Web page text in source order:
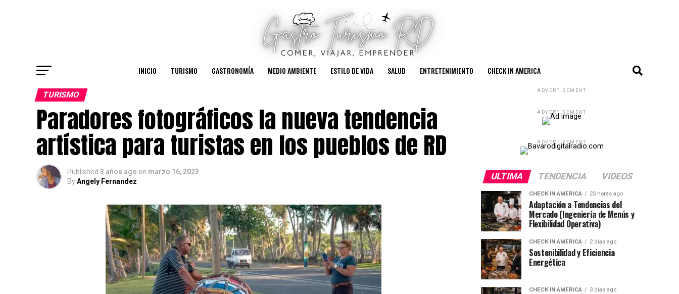
INICIO TURISMO GASTRONOMÍA MEDIO AMBIENTE ESTILO DE VIDA SALUD ENTRETENIMIENTO CHECK IN AMERICA
TURISMO
Paradores fotográficos la nueva tendencia
artística para turistas en los pueblos de RD
Published 3 años ago on marzo 16, 2023
ByAngely Fernandez
ADVERTISEMENT
ADVERTISEMENT
ADVERTISEMENT
ULTIMA TENDENCIA VIDEOS
CHECK IN AMERICA 23 horas ago
Adaptación a Tendencias del
Mercado (Ingeniería de Menús y
Flexibilidad Operativa)
CHECK IN AMERICA 2 días ago
Sostenibilidad y Eficiencia
Energética
CHECK IN AMERICA 3 días ago